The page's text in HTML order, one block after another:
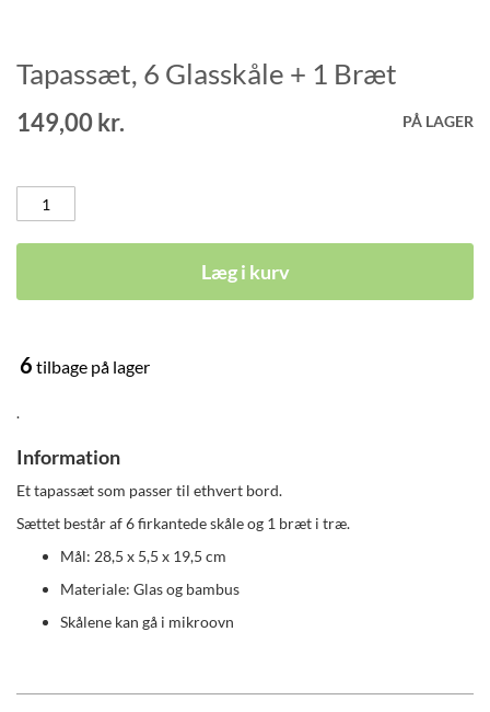
Gå
til
starten
af
Tapassæt, 6 Glasskåle + 1 Bræt
149,00 kr. PÅ LAGER
Læg i kurv
6 tilbage på lager
.
Information
Et tapassæt som passer til ethvert bord.
Sættet består af 6 firkantede skåle og 1 bræt i træ.
Mål: 28,5 x 5,5 x 19,5 cm
Materiale: Glas og bambus
Skålene kan gå i mikroovn